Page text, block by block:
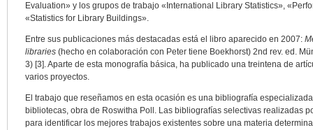
Evaluation» y los grupos de trabajo «International Library Statistics»,
«Statistics for Library Buildings».
Entre sus publicaciones más destacadas está el libro aparecido en 2007:
libraries (hecho en colaboración con Peter tiene Boekhorst) 2nd rev. ed.
3) [3]. Aparte de esta monografía básica, ha publicado una treintena de
varios proyectos.
El trabajo que reseñamos en esta ocasión es una bibliografía
bibliotecas, obra de Roswitha Poll. Las bibliografías selectivas realizadas
para identificar los mejores trabajos existentes sobre una materia